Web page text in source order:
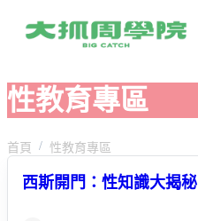
性教育專區
首頁 性教育專區
西斯開門：性知識大揭秘